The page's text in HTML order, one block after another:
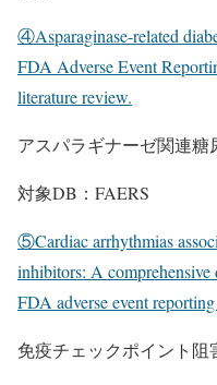
④Asparaginase-related
FDA Adverse Event
literature review.
アスパラギナーゼ関連
対象DB：FAERS
⑤Cardiac arrhythmias
inhibitors: A
FDA adverse event
免疫チェックポイント